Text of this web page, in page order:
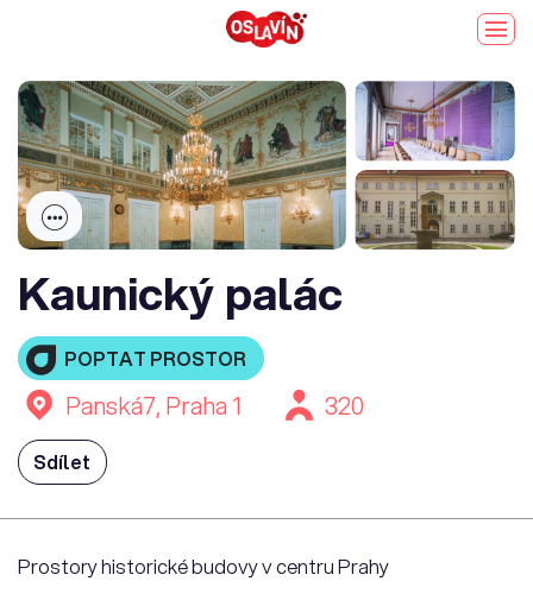
Kaunický palác
POPTAT PROSTOR
Panská7, Praha 1 320
Sdílet
Prostory historické budovy v centru Prahy